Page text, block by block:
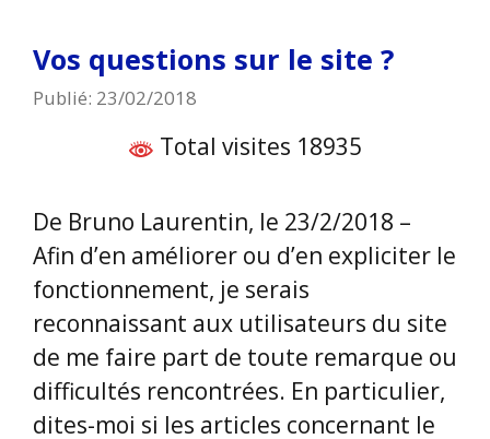
Vos questions sur le site ?
Publié: 23/02/2018
Total visites 18935
De Bruno Laurentin, le 23/2/2018 –
Afin d’en améliorer ou d’en expliciter le
fonctionnement, je serais
reconnaissant aux utilisateurs du site
de me faire part de toute remarque ou
difficultés rencontrées. En particulier,
dites-moi si les articles concernant le